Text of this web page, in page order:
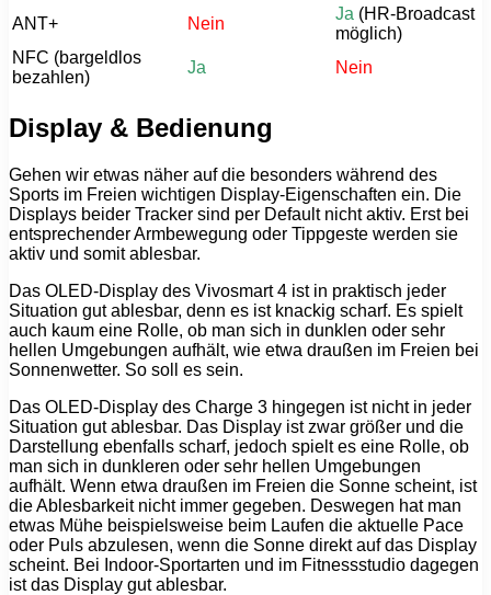
ANT+ Nein
Ja (HR-Broadcast
möglich)
NFC (bargeldlos
bezahlen)
Ja Nein
Display & Bedienung
Gehen wir etwas näher auf die besonders während des
Sports im Freien wichtigen Display-Eigenschaften ein. Die
Displays beider Tracker sind per Default nicht aktiv. Erst bei
entsprechender Armbewegung oder Tippgeste werden sie
aktiv und somit ablesbar.
Das OLED-Display des Vivosmart 4 ist in praktisch jeder
Situation gut ablesbar, denn es ist knackig scharf. Es spielt
auch kaum eine Rolle, ob man sich in dunklen oder sehr
hellen Umgebungen aufhält, wie etwa draußen im Freien bei
Sonnenwetter. So soll es sein.
Das OLED-Display des Charge 3 hingegen ist nicht in jeder
Situation gut ablesbar. Das Display ist zwar größer und die
Darstellung ebenfalls scharf, jedoch spielt es eine Rolle, ob
man sich in dunkleren oder sehr hellen Umgebungen
aufhält. Wenn etwa draußen im Freien die Sonne scheint, ist
die Ablesbarkeit nicht immer gegeben. Deswegen hat man
etwas Mühe beispielsweise beim Laufen die aktuelle Pace
oder Puls abzulesen, wenn die Sonne direkt auf das Display
scheint. Bei Indoor-Sportarten und im Fitnessstudio dagegen
ist das Display gut ablesbar.